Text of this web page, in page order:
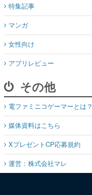
特集記事
マンガ
女性向け
アプリレビュー
その他
電ファミニコゲーマーとは？
媒体資料はこちら
XプレゼントCP応募規約
運営：株式会社マレ